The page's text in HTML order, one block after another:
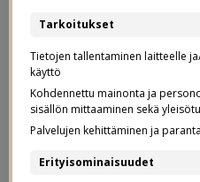
Luukku 12:
joululahjatoiveet
12.12.2019
Meidän taapero on
leikkikeittöstä. Hän on
Tarkoitukset
Tietojen tallentaminen laitteelle
käyttö
Kohdennettu mainonta ja
sisällön mittaaminen sekä
Palvelujen kehittäminen ja
Erityisominaisuudet